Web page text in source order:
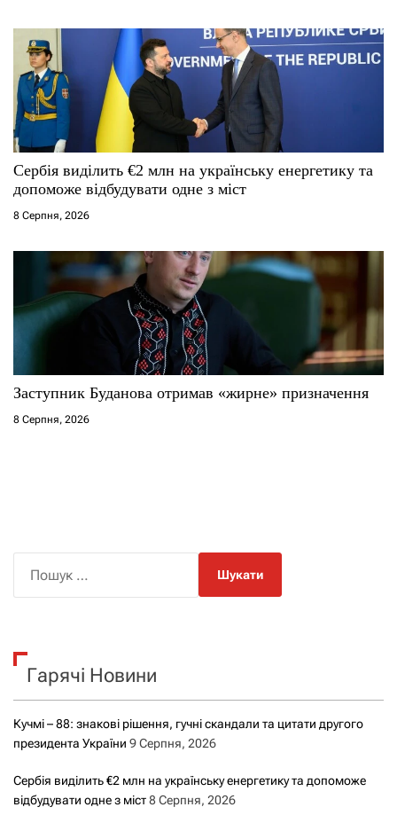
Сербія виділить €2 млн на українську енергетику та
допоможе відбудувати одне з міст
8 Серпня, 2026
Заступник Буданова отримав «жирне» призначення
8 Серпня, 2026
к
Гарячі Новини
Кучмі – 88: знакові рішення, гучні скандали та цитати другого
президента України 9 Серпня, 2026
Сербія виділить €2 млн на українську енергетику та допоможе
відбудувати одне з міст8 Серпня, 2026